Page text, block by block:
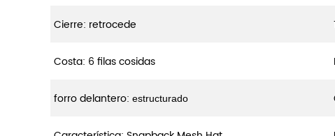
Cierre: retrocede
Costa: 6 filas cosidas
forro delantero: estructurado